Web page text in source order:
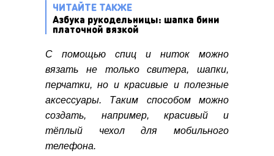
ЧИТАЙТЕ ТАКЖЕ
Азбука рукодельницы: шапка бини
платочной вязкой
С помощью спиц и ниток можно
вязать не только свитера, шапки,
перчатки, но и красивые и полезные
аксессуары. Таким способом можно
создать, например, красивый и
тёплый чехол для мобильного
телефона.